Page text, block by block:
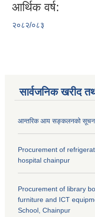
आर्थिक वर्ष:
२०८२/०८३
सार्वजनिक खरीद
आन्तरिक आय सङ्कलनको
Procurement of
hospital chainpur
Procurement of library
furniture and ICT
School, Chainpur